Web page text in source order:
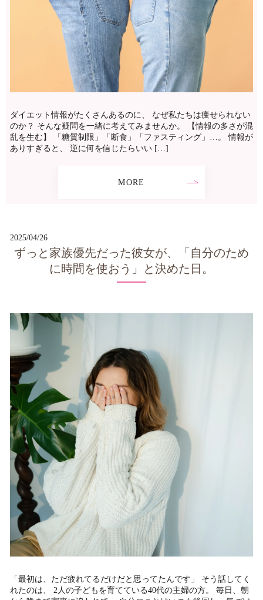
ダイエット情報がたくさんあるのに、 なぜ私たちは痩せられない
のか？ そんな疑問を一緒に考えてみませんか。 【情報の多さが混
乱を生む】 「糖質制限」「断食」「ファスティング」…。 情報が
ありすぎると、 逆に何を信じたらいい […]
MORE
2025/04/26
ずっと家族優先だった彼女が、「自分のため
に時間を使おう」と決めた日。
「最初は、ただ疲れてるだけだと思ってたんです」 そう話してく
れたのは、 2人の子どもを育てている40代の主婦の方。 毎日、朝